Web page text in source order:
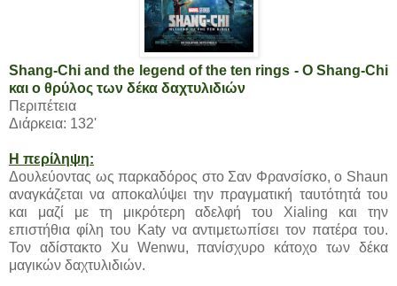
Shang-Chi and the legend of the ten rings - Ο Shang-Chi
και ο θρύλος των δέκα δαχτυλιδιών
Περιπέτεια
Διάρκεια: 132'
Η περίληψη:
Δουλεύοντας ως παρκαδόρος στο Σαν Φρανσίσκο, ο Shaun
αναγκάζεται να αποκαλύψει την πραγματική ταυτότητά του
και μαζί με τη μικρότερη αδελφή του Xialing και την
επιστήθια φίλη του Katy να αντιμετωπίσει τον πατέρα του.
Τον αδίστακτο Xu Wenwu, πανίσχυρο κάτοχο των δέκα
μαγικών δαχτυλιδιών.